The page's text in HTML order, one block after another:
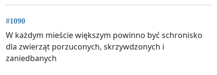
#1090
W każdym mieście większym powinno być schronisko
dla zwierząt porzuconych, skrzywdzonych i
zaniedbanych